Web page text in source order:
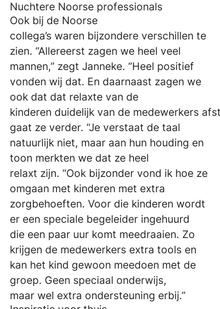
Nuchtere Noorse professionals
Ook bij de Noorse
collega’s waren bijzondere verschillen te
zien. “Allereerst zagen we heel veel
mannen,” zegt Janneke. “Heel positief
vonden wij dat. En daarnaast zagen we
ook dat dat relaxte van de
kinderen duidelijk van de medewerkers
gaat ze verder. “Je verstaat de taal
natuurlijk niet, maar aan hun houding en
toon merkten we dat ze heel
relaxt zijn. “Ook bijzonder vond ik hoe ze
omgaan met kinderen met extra
zorgbehoeften. Voor die kinderen wordt
er een speciale begeleider ingehuurd
die een paar uur komt meedraaien. Zo
krijgen de medewerkers extra tools en
kan het kind gewoon meedoen met de
groep. Geen speciaal onderwijs,
maar wel extra ondersteuning erbij.”